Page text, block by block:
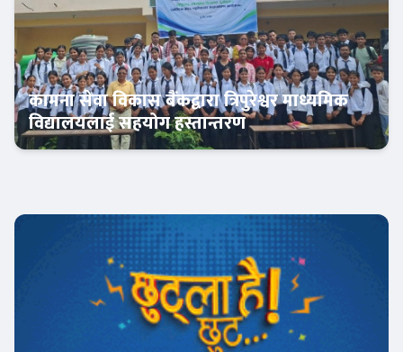
कामना सेवा विकास बैंकद्वारा त्रिपुरेश्वर माध्यमिक
विद्यालयलाई सहयोग हस्तान्तरण